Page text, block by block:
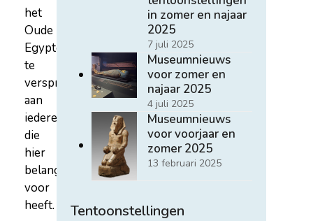
in zomer en najaar
2025
7 juli 2025
Museumnieuws
voor zomer en
najaar 2025
4 juli 2025
Museumnieuws
voor voorjaar en
zomer 2025
13 februari 2025
Tentoonstellingen
het
Oude
Egypte
te
verspreiden
aan
iedereen
die
hier
belangstelling
voor
heeft.